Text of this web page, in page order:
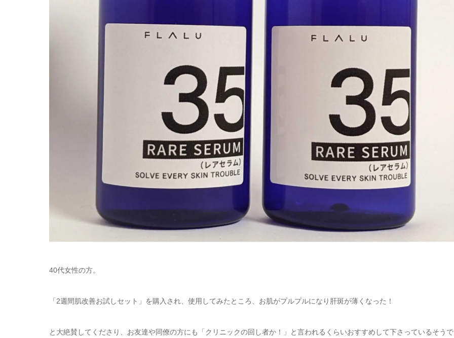
40代女性の方。
「2週間肌改善お試しセット」を購入され、使用してみたところ、お肌がプルプルになり肝斑が薄くなった！
と大絶賛してくださり、お友達や同僚の方にも「クリニックの回し者か！」と言われるくらいおすすめして下さっているそうで